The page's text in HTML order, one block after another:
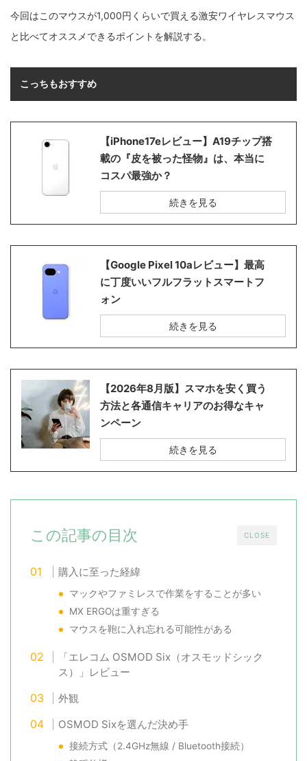
今回はこのマウスが1,000円くらいで買える激安ワイヤレスマウス
と比べてオススメできるポイントを解説する。
こっちもおすすめ
【iPhone17eレビュー】A19チップ搭
載の『皮を被った怪物』は、本当に
コスパ最強か？
続きを見る
【Google Pixel 10aレビュー】最高
に丁度いいフルフラットスマートフ
ォン
続きを見る
【2026年8月版】スマホを安く買う
方法と各通信キャリアのお得なキャ
ンペーン
続きを見る
CLOSE
この記事の目次
購入に至った経緯
マックやファミレスで作業をすることが多い
MX ERGOは重すぎる
マウスを鞄に入れ忘れる可能性がある
「エレコム OSMOD Six（オスモッドシック
ス）」レビュー
外観
OSMOD Sixを選んだ決め手
接続方式（2.4GHz無線 / Bluetooth接続）